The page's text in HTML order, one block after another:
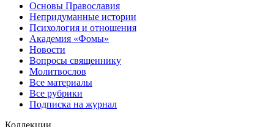
Основы Православия
Непридуманные истории
Психология и отношения
Академия «Фомы»
Новости
Вопросы священнику
Молитвослов
Все материалы
Все рубрики
Подписка на журнал
Коллекции